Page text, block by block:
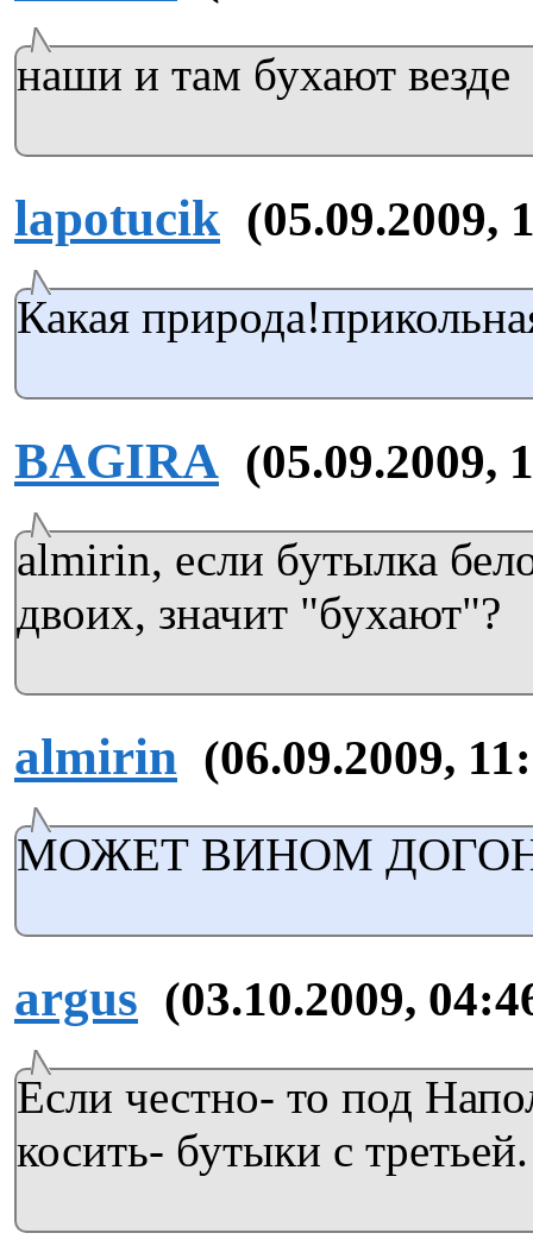
наши и там бухают везде
lapotucik (05.09.2009,
Какая
BAGIRA (05.09.2009,
almirin, если бутылка
двоих, значит "бухают"?
almirin (06.09.2009,
МОЖЕТ ВИНОМ
argus (03.10.2009,
Если честно- то под
косить- бутыки с третьей.